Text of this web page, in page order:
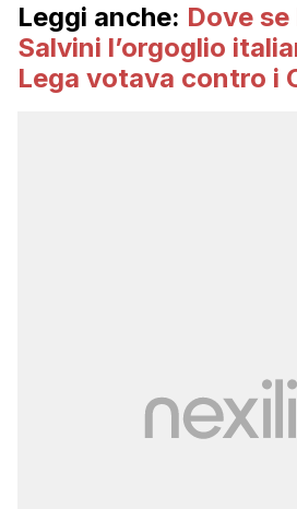
Leggi anche: Dove
Salvini l’orgoglio
Lega votava contro i